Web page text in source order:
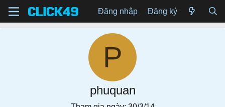
Đăng nhập Đăng ký
P
phuquan